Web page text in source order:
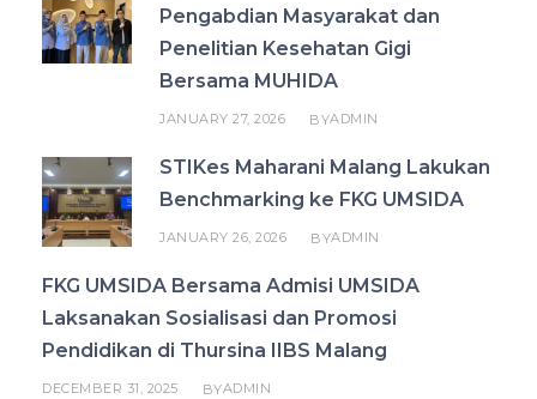
Pengabdian Masyarakat dan
Penelitian Kesehatan Gigi
Bersama MUHIDA
JANUARY 27, 2026 BYADMIN
STIKes Maharani Malang Lakukan
Benchmarking ke FKG UMSIDA
JANUARY 26, 2026 BYADMIN
FKG UMSIDA Bersama Admisi UMSIDA
Laksanakan Sosialisasi dan Promosi
Pendidikan di Thursina IIBS Malang
DECEMBER 31, 2025 BYADMIN